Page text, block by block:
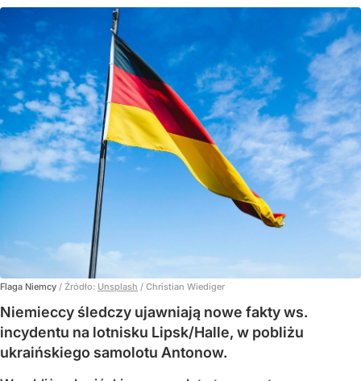
Flaga Niemcy / Źródło: Unsplash / Christian Wiediger
Niemieccy śledczy ujawniają nowe fakty ws.
incydentu na lotnisku Lipsk/Halle, w pobliżu
ukraińskiego samolotu Antonow.